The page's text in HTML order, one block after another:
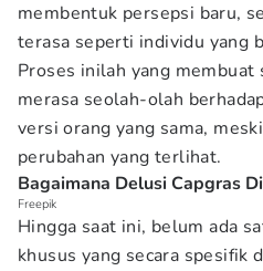
membentuk persepsi baru,
terasa seperti individu yang
Proses inilah yang membuat
merasa seolah-olah
versi orang yang sama,
perubahan yang terlihat.
Bagaimana Delusi Capgras
Freepik
Hingga saat ini, belum ada
khusus yang secara spesifik